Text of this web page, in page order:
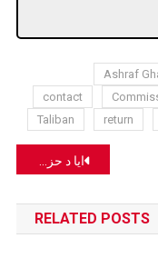
Ashraf
contact
return
Taliban
ایا د حزب اسلامي مشر ګلبدین حکمتیار رېښتیا هم مړ شوی دی؟
RELATED POSTS